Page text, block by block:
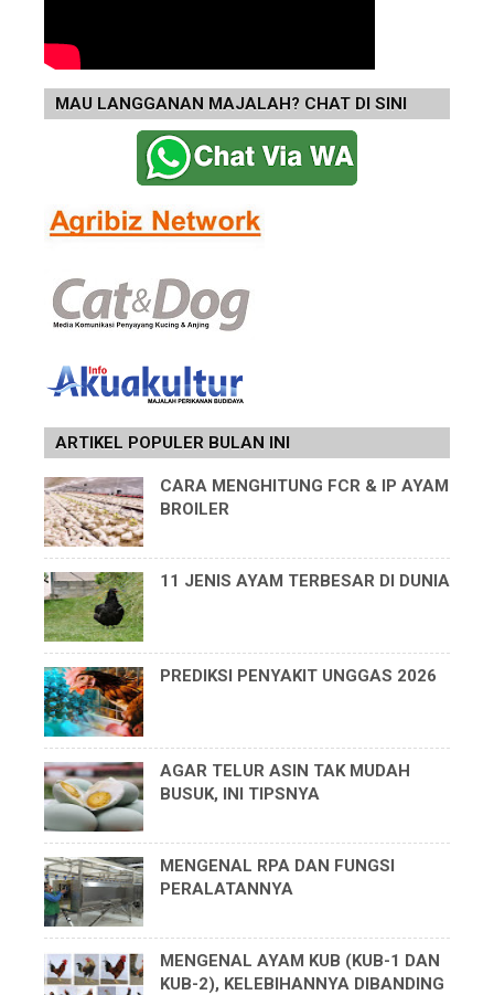
MAU LANGGANAN MAJALAH? CHAT DI SINI
ARTIKEL POPULER BULAN INI
CARA MENGHITUNG FCR & IP AYAM
BROILER
11 JENIS AYAM TERBESAR DI DUNIA
PREDIKSI PENYAKIT UNGGAS 2026
AGAR TELUR ASIN TAK MUDAH
BUSUK, INI TIPSNYA
MENGENAL RPA DAN FUNGSI
PERALATANNYA
MENGENAL AYAM KUB (KUB-1 DAN
KUB-2), KELEBIHANNYA DIBANDING